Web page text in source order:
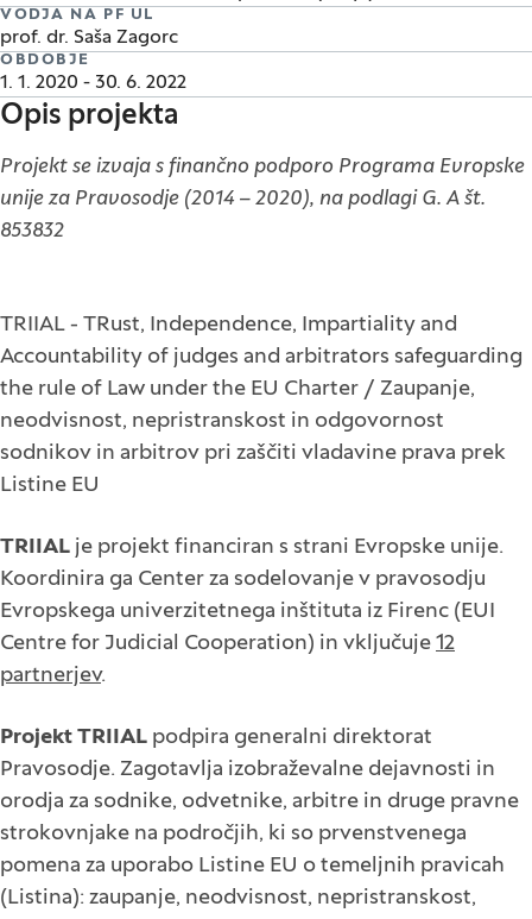
VODJA NA PF UL
prof. dr. Saša Zagorc
OBDOBJE
1. 1. 2020 - 30. 6. 2022
Opis projekta
Projekt se izvaja s finančno podporo Programa Evropske
unije za Pravosodje (2014 – 2020), na podlagi G. A št.
853832
TRIIAL - TRust, Independence, Impartiality and
Accountability of judges and arbitrators safeguarding
the rule of Law under the EU Charter / Zaupanje,
neodvisnost, nepristranskost in odgovornost
sodnikov in arbitrov pri zaščiti vladavine prava prek
Listine EU
TRIIAL je projekt financiran s strani Evropske unije.
Koordinira ga Center za sodelovanje v pravosodju
Evropskega univerzitetnega inštituta iz Firenc (EUI
Centre for Judicial Cooperation) in vključuje 12
partnerjev.
Projekt TRIIAL podpira generalni direktorat
Pravosodje. Zagotavlja izobraževalne dejavnosti in
orodja za sodnike, odvetnike, arbitre in druge pravne
strokovnjake na področjih, ki so prvenstvenega
pomena za uporabo Listine EU o temeljnih pravicah
(Listina): zaupanje, neodvisnost, nepristranskost,